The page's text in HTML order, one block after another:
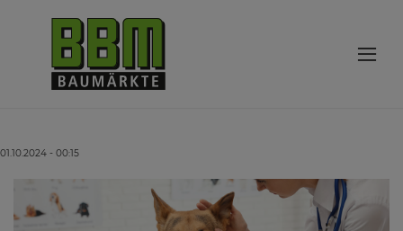
01.10.2024 - 00:15